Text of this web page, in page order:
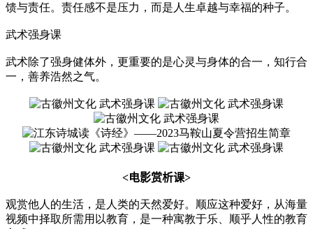
馈与责任。责任感不是压力，而是人生卓越与幸福的种子。
武术强身课
武术除了强身健体外，更重要的是心灵与身体的合一，知行合
一，善养浩然之气。
<电影赏析课>
观赏他人的生活，是人类的天然爱好。顺应这种爱好，从海量
视频中择取所需用以教育，是一种寓教于乐、顺乎人性的教育